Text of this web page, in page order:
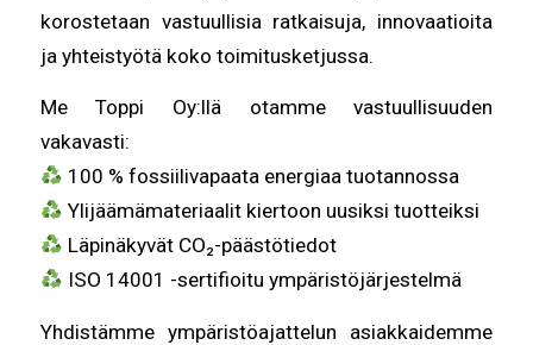
korostetaan vastuullisia ratkaisuja, innovaatioita
ja yhteistyötä koko toimitusketjussa.
Me Toppi Oy:llä otamme vastuullisuuden
vakavasti:
100 % fossiilivapaata energiaa tuotannossa
Ylijäämämateriaalit kiertoon uusiksi tuotteiksi
Läpinäkyvät CO₂-päästötiedot
ISO 14001 -sertifioitu ympäristöjärjestelmä
Yhdistämme ympäristöajattelun asiakkaidemme